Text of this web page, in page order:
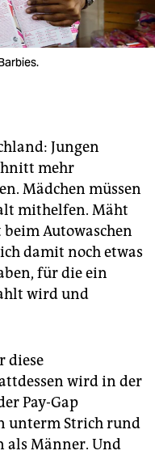
Jungen
mehr
Mädchen müssen
mithelfen. Mäht
Autowaschen
damit noch etwas
für die ein
wird und
diese
wird in der
Pay-Gap
unterm Strich rund
als Männer. Und